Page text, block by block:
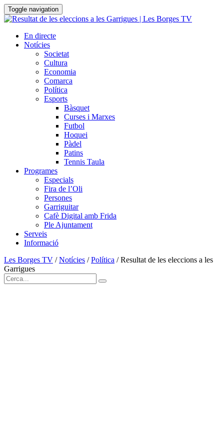
Toggle navigation
En directe
Notícies
Societat
Cultura
Economia
Comarca
Política
Esports
Bàsquet
Curses i Marxes
Futbol
Hoquei
Pàdel
Patins
Tennis Taula
Programes
Especials
Fira de l’Oli
Persones
Garriguitar
Cafè Digital amb Frida
Ple Ajuntament
Serveis
Informació
Les Borges TV /Notícies /Política /Resultat de les eleccions a les
Garrigues